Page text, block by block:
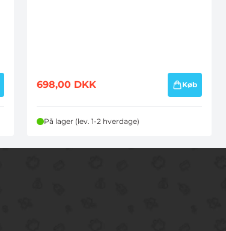
698,00 DKK Køb
På lager (lev. 1-2 hverdage)